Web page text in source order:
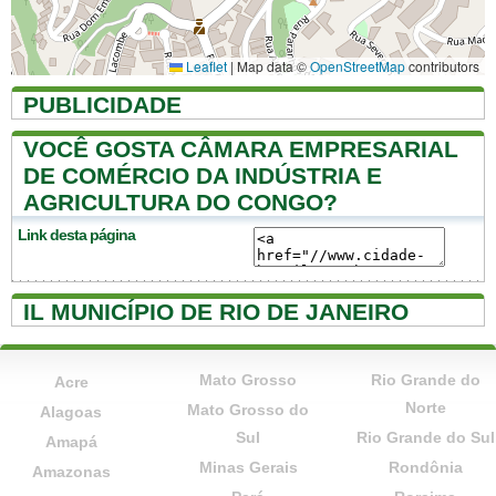
Leaflet | Map data ©OpenStreetMapcontributors
PUBLICIDADE
VOCÊ GOSTA CÂMARA EMPRESARIAL
DE COMÉRCIO DA INDÚSTRIA E
AGRICULTURA DO CONGO?
Link desta página
IL MUNICÍPIO DE RIO DE JANEIRO
Acre
Alagoas
Amapá
Amazonas
Mato Grosso
Mato Grosso do
Sul
Minas Gerais
Rio Grande do
Norte
Rio Grande do Sul
Rondônia